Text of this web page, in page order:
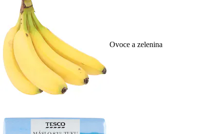
Ovoce a zelenina